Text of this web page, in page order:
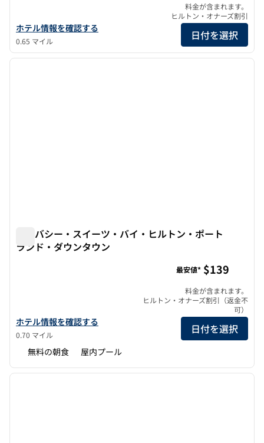
ホテル・ルシア・SLHの詳細を見る
ホテル情報を確認する
0.65 マイル
料金が含まれます。
ヒルトン・オナーズ割引
日付を選択
1/12
1/12
次の
エンバシー・スイーツ・バイ・ヒルトン・ポート
ランド・ダウンタウン
エンバシー・スイーツbyヒルトン・ポートランド・ダウンタウン
ホテル情報を確認する
0.70 マイル
最安値* $139
料金が含まれます。
ヒルトン・オナーズ割引（返金不
可）
日付を選択
無料の朝食 屋内プール
1/12
1/12
次の